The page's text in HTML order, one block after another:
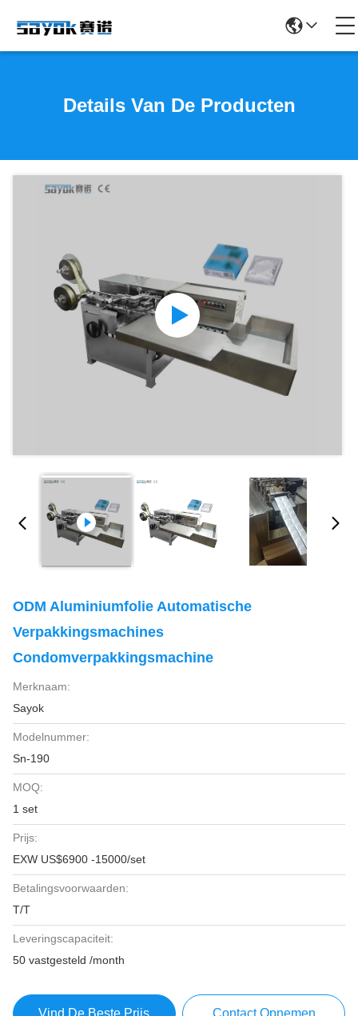
Details Van De Producten
ODM Aluminiumfolie Automatische
Verpakkingsmachines
Condomverpakkingsmachine
Merknaam:
Sayok
Modelnummer:
Sn-190
MOQ:
1 set
Prijs:
EXW US$6900 -15000/set
Betalingsvoorwaarden:
T/T
Leveringscapaciteit:
50 vastgesteld /month
Vind De Beste Prijs Contact Opnemen